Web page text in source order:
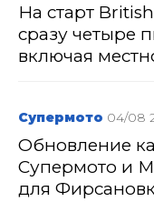
На старт
сразу четыре
включая
Супермото 04/08
Обновление
Супермото и
для